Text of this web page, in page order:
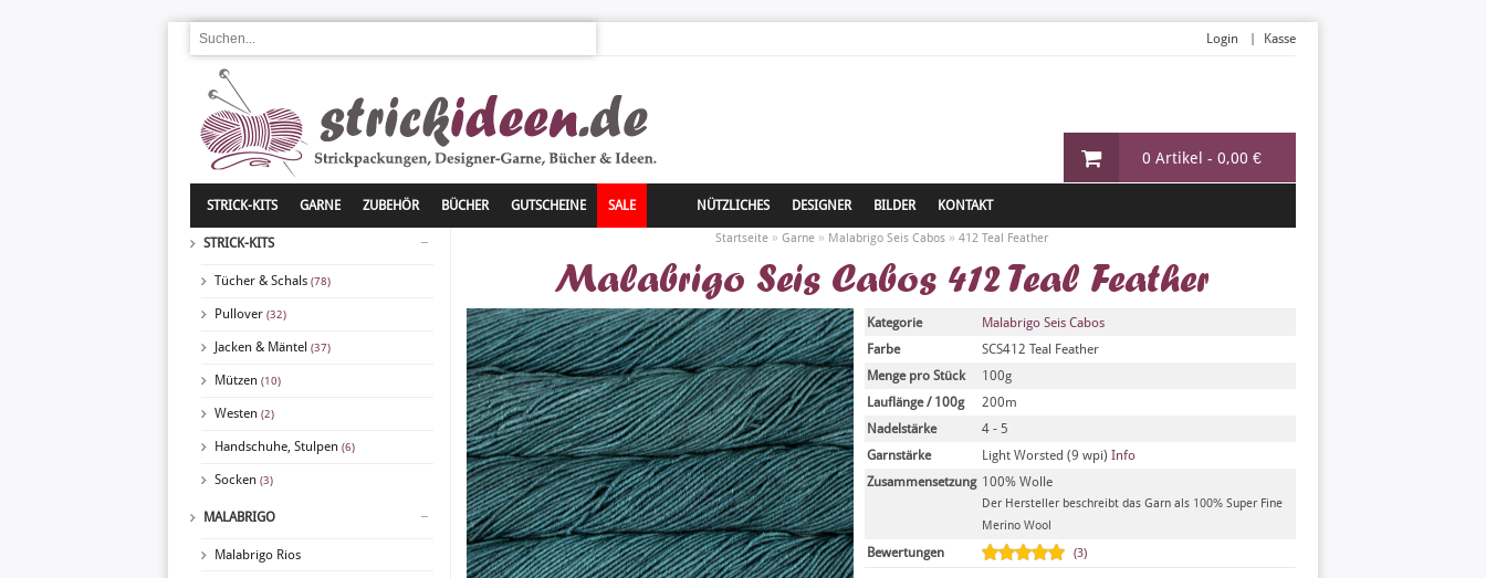
0 Artikel - 0,00 €
Login Kasse
STRICK-KITS GARNE ZUBEHÖR BÜCHER GUTSCHEINE SALE NÜTZLICHES DESIGNER BILDER KONTAKT
STRICK-KITS
Tücher & Schals (78)
Pullover (32)
Jacken & Mäntel (37)
Mützen (10)
Westen (2)
Handschuhe, Stulpen (6)
Socken (3)
MALABRIGO
Malabrigo Rios
Startseite» Garne» Malabrigo Seis Cabos» 412 Teal Feather
Malabrigo Seis Cabos 412 Teal Feather
Kategorie
Malabrigo Seis Cabos
Farbe
SCS412 Teal Feather
Menge pro Stück
100g
Lauflänge / 100g
200m
Nadelstärke
4 - 5
Garnstärke
Light Worsted (9 wpi) Info
Zusammensetzung 100% Wolle
Der Hersteller beschreibt das Garn als 100% Super Fine
Merino Wool
Bewertungen (3)